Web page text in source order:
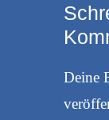
Deine